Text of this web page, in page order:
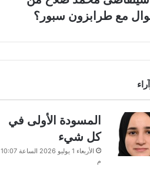
مع طرابزون سبور؟
المسودة الأولى في
كل شيء
الأربعاء 1 يوليو 2026 الساعة 10:07
م